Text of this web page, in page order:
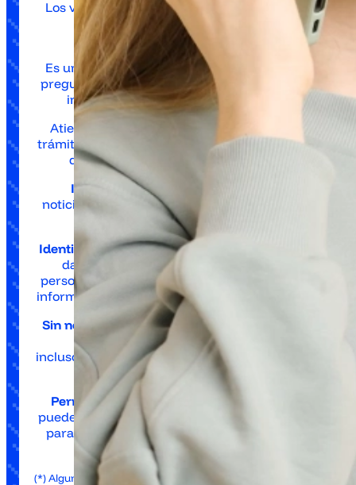
Los vecinos obtienen respuestas en cualquier
momento.
No es solo un contestador
Es un asistente inteligente capaz de entender
preguntas en lenguaje natural y responder con
información actualizada del municipio.
Atiende tanto
trámites comunes) como
personalizadas(estado
de un expediente, una cita pendiente)
Informa sobre servicios municipales:
noticias locales, eventos, plazos de inscripción,
etc.
Identifica al ciudadano(puede pedir DNI u otros
datos verificadores) y ofrece respuestas
personalizadas en base a su perfil (por ejemplo,
informar del estado de sus trámites pendientes).
Sin necesidad de apps ni internet por parte del
usuario
incluso personas poco habituadas a la tecnología
pueden obtener ayuda inmediata.
Permite realizar gestiones sencillas por voz
puede registrar solicitudes, agendar citas (p. ej.,
para el padrón o el médico) y dar números de
referencia.*
(*) Algunas funcionalidades como agendar citas o consultar